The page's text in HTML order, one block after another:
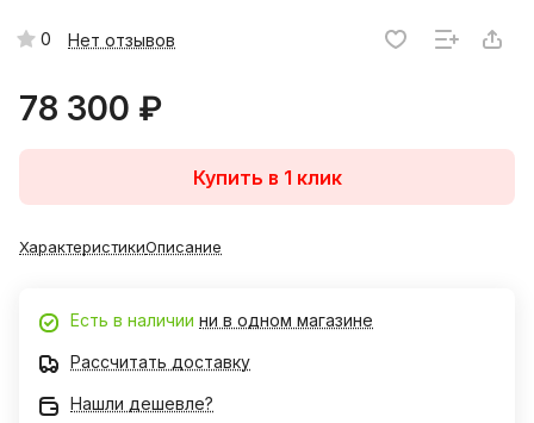
0 Нет отзывов
78 300 ₽
Купить в 1 клик
ХарактеристикиОписание
Есть в наличии ни в одном магазине
Рассчитать доставку
Нашли дешевле?